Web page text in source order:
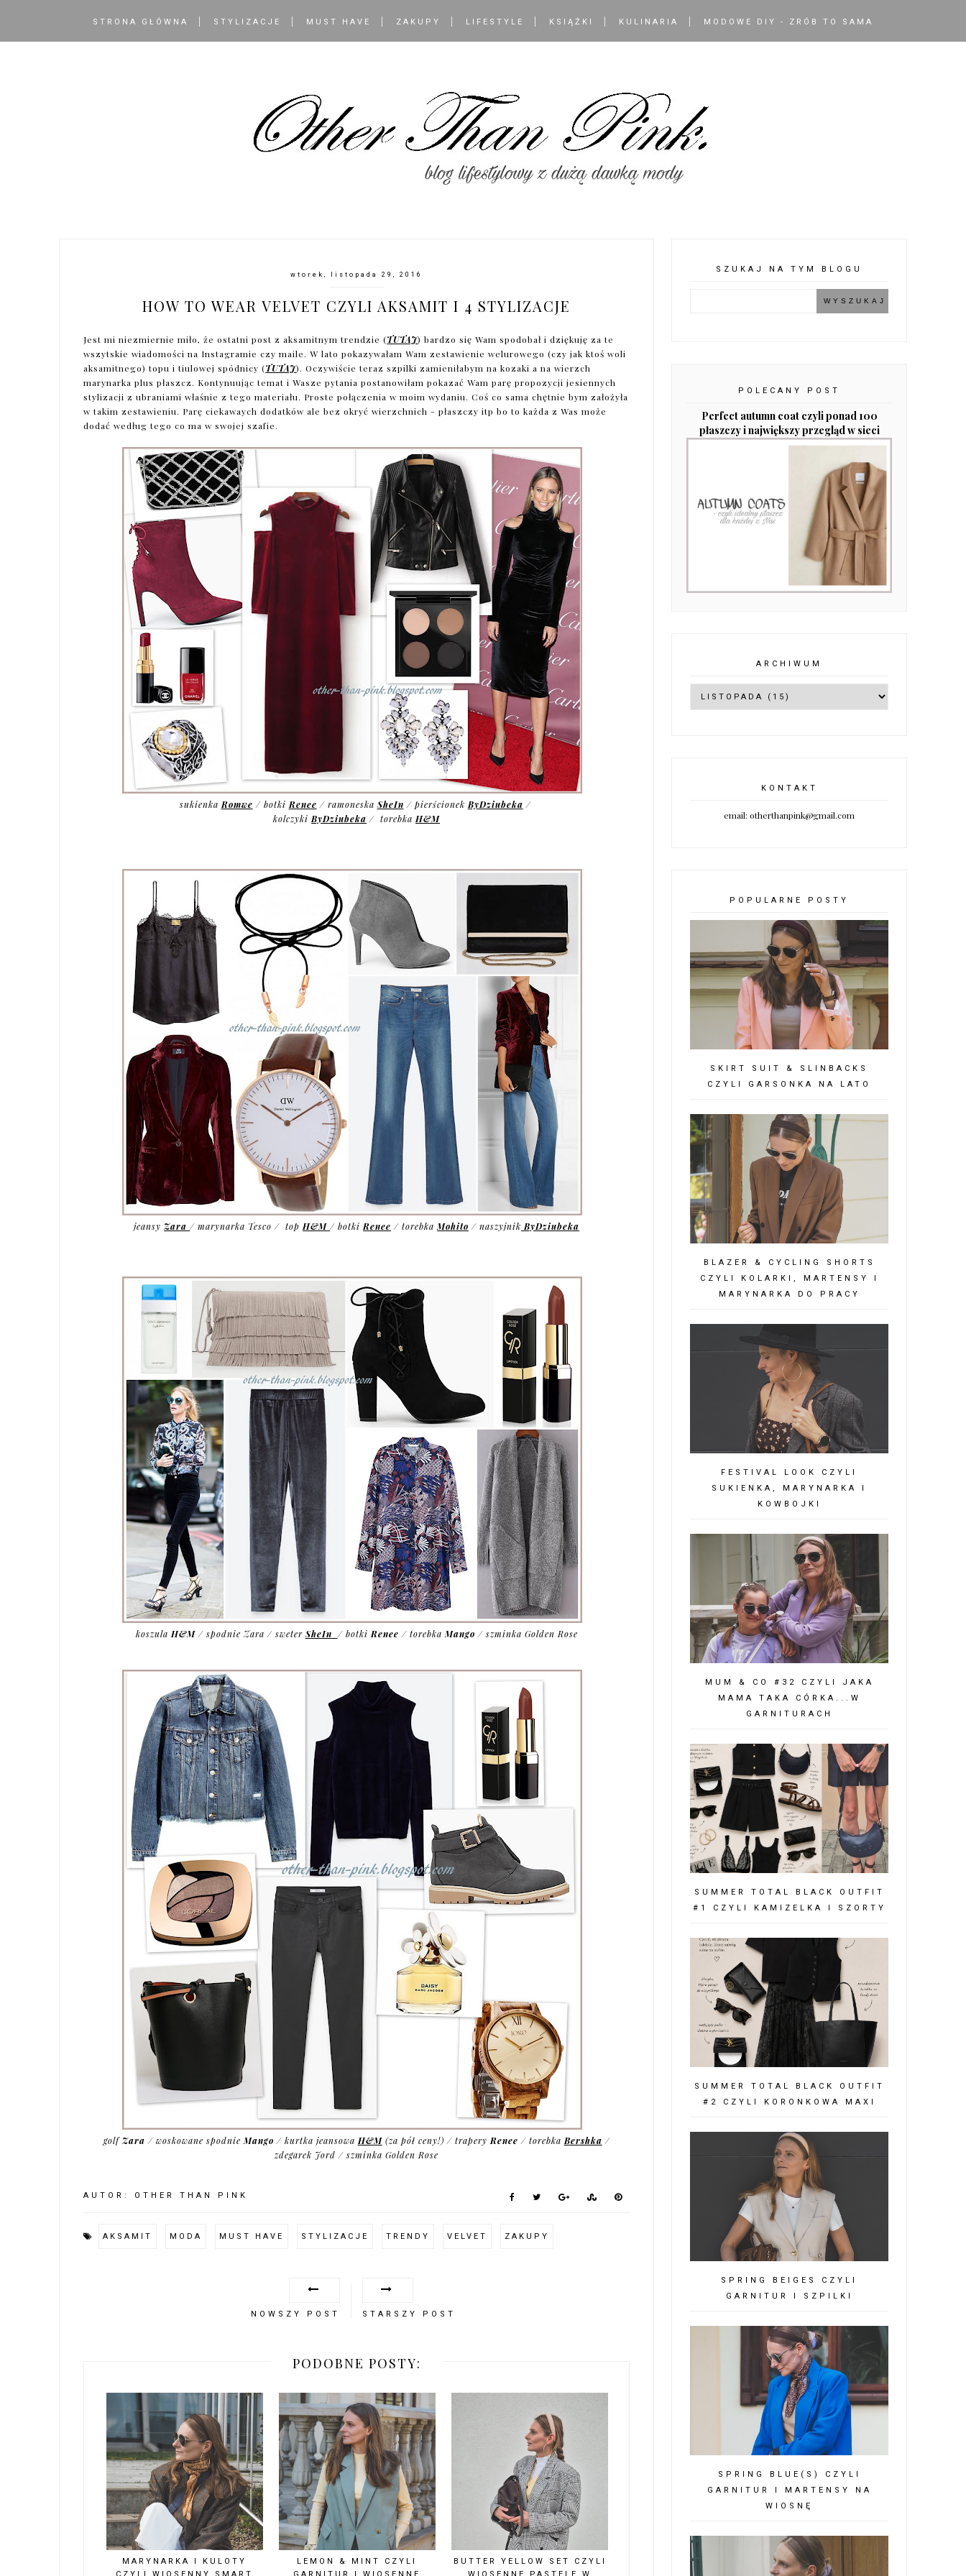
STRONA GŁÓWNA STYLIZACJE MUST HAVE ZAKUPY LIFESTYLE KSIĄŻKI KULINARIA MODOWE DIY - ZRÓB TO SAMA
wtorek, listopada 29, 2016
HOW TO WEAR VELVET CZYLI AKSAMIT I 4 STYLIZACJE
Jest mi niezmiernie miło, że ostatni post z aksamitnym trendzie (TUTAJ) bardzo się Wam spodobał i dziękuję za te
wszytskie wiadomości na Instagramie czy maile. W lato pokazywałam Wam zestawienie welurowego (czy jak ktoś woli
aksamitnego) topu i tiulowej spódnicy (TUTAJ). Oczywiście teraz szpilki zamieniłabym na kozaki a na wierzch
marynarka plus płaszcz. Kontynuując temat i Wasze pytania postanowiłam pokazać Wam parę propozycji jesiennych
stylizacji z ubraniami właśnie z tego materiału. Proste połączenia w moim wydaniu. Coś co sama chętnie bym założyła
w takim zestawieniu. Parę ciekawaych dodatków ale bez okryć wierzchnich - płaszczy itp bo to każda z Was może
dodać według tego co ma w swojej szafie.
sukienkaRomwe / botkiRenee / ramoneskaSheIn / pierścionekByDziubeka /
kolczykiByDziubeka / torebkaH&M
jeansyZara / marynarka Tesco / topH&M / botkiRenee / torebkaMohito / naszyjnik ByDziubeka
koszulaH&M/ spodnie Zara / sweterSheIn/ botkiRenee / torebkaMango / szminka Golden Rose
golfZara / woskowane spodnieMango / kurtka jeansowaH&M(za pół ceny!) / traperyRenee / torebkaBershka /
zdegarek Jord / szminka Golden Rose
AUTOR: OTHER THAN PINK
AKSAMIT MODA MUST HAVE STYLIZACJE TRENDY VELVET ZAKUPY
NOWSZY POST STARSZY POST
PODOBNE POSTY:
MARYNARKA I KULOTY
CZYLI WIOSENNY SMART
LEMON & MINT CZYLI
GARNITUR I WIOSENNE
BUTTER YELLOW SET CZYLI
WIOSENNE PASTELE W
SZUKAJ NA TYM BLOGU
POLECANY POST
Perfect autumn coat czyli ponad 100
płaszczy i największy przegląd w sieci
ARCHIWUM
KONTAKT
email: otherthanpink@gmail.com
POPULARNE POSTY
SKIRT SUIT & SLINBACKS
CZYLI GARSONKA NA LATO
BLAZER & CYCLING SHORTS
CZYLI KOLARKI, MARTENSY I
MARYNARKA DO PRACY
FESTIVAL LOOK CZYLI
SUKIENKA, MARYNARKA I
KOWBOJKI
MUM & CO #32 CZYLI JAKA
MAMA TAKA CÓRKA...W
GARNITURACH
SUMMER TOTAL BLACK OUTFIT
#1 CZYLI KAMIZELKA I SZORTY
SUMMER TOTAL BLACK OUTFIT
#2 CZYLI KORONKOWA MAXI
SPRING BEIGES CZYLI
GARNITUR I SZPILKI
SPRING BLUE(S) CZYLI
GARNITUR I MARTENSY NA
WIOSNĘ